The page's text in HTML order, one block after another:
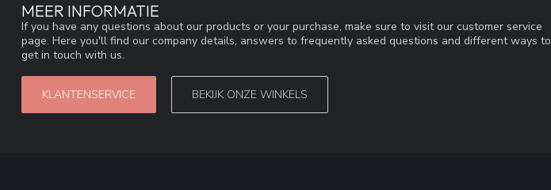
MEER INFORMATIE
If you have any questions about our products or your purchase, make sure to visit our customer service
page. Here you'll find our company details, answers to frequently asked questions and different ways to
get in touch with us.
KLANTENSERVICE BEKIJK ONZE WINKELS